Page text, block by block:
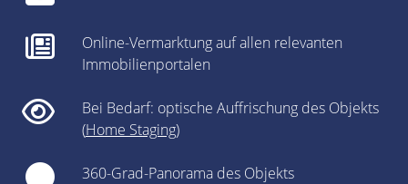
Online-Vermarktung auf allen relevanten
Immobilienportalen
Bei Bedarf: optische Auffrischung des Objekts
(Home Staging)
360-Grad-Panorama des Objekts